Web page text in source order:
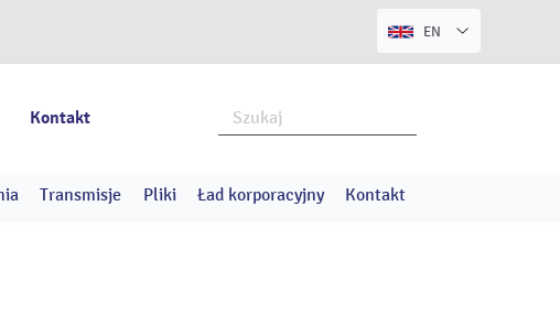
EN
Kontakt
Transmisje Pliki Ład korporacyjny Kontakt